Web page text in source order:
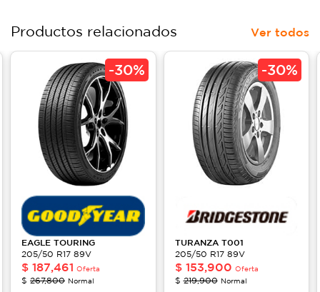
Productos relacionados Ver todos
-30%
EAGLE TOURING
205/50 R17 89V
$ 187,461 Oferta
$ 267,800 Normal
-30%
TURANZA T001
205/50 R17 89V
$ 153,900 Oferta
$219,900 Normal